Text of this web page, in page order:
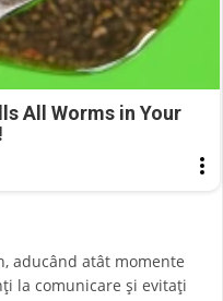
All Worms in Your
aducând atât momente
la comunicare și evitați